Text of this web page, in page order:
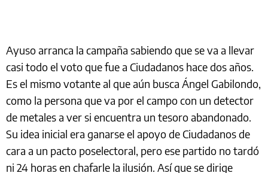
Ayuso arranca la campaña sabiendo que se va a llevar
casi todo el voto que fue a Ciudadanos hace dos años.
Es el mismo votante al que aún busca Ángel Gabilondo,
como la persona que va por el campo con un detector
de metales a ver si encuentra un tesoro abandonado.
Su idea inicial era ganarse el apoyo de Ciudadanos de
cara a un pacto poselectoral, pero ese partido no tardó
ni 24 horas en chafarle la ilusión. Así que se dirige